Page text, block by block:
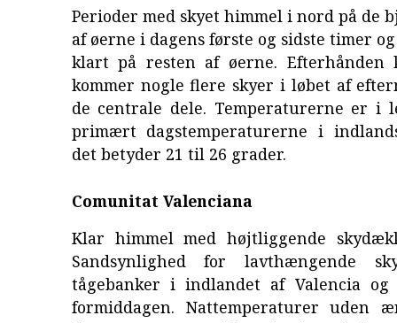
Perioder med skyet himmel i nord på de
af øerne i dagens første og sidste timer
klart på resten af øerne. Efterhånden
kommer nogle flere skyer i løbet af
de centrale dele. Temperaturerne er i
primært dagstemperaturerne i
det betyder 21 til 26 grader.
Comunitat Valenciana
Klar himmel med højtliggende
Sandsynlighed for lavthængende
tågebanker i indlandet af Valencia og
formiddagen. Nattemperaturer uden